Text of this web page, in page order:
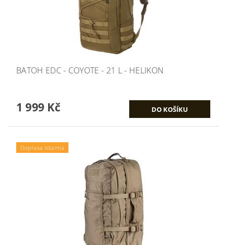
BATOH EDC - COYOTE - 21 L - HELIKON
1 999 Kč
Doprava zdarma